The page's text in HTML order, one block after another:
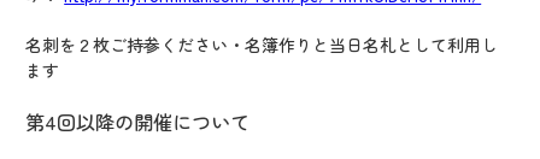
名刺を２枚ご持参ください・名簿作りと当日名札として利用し
ます
第4回以降の開催について